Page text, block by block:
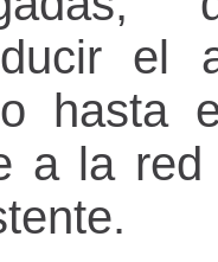
el
hasta
a la red